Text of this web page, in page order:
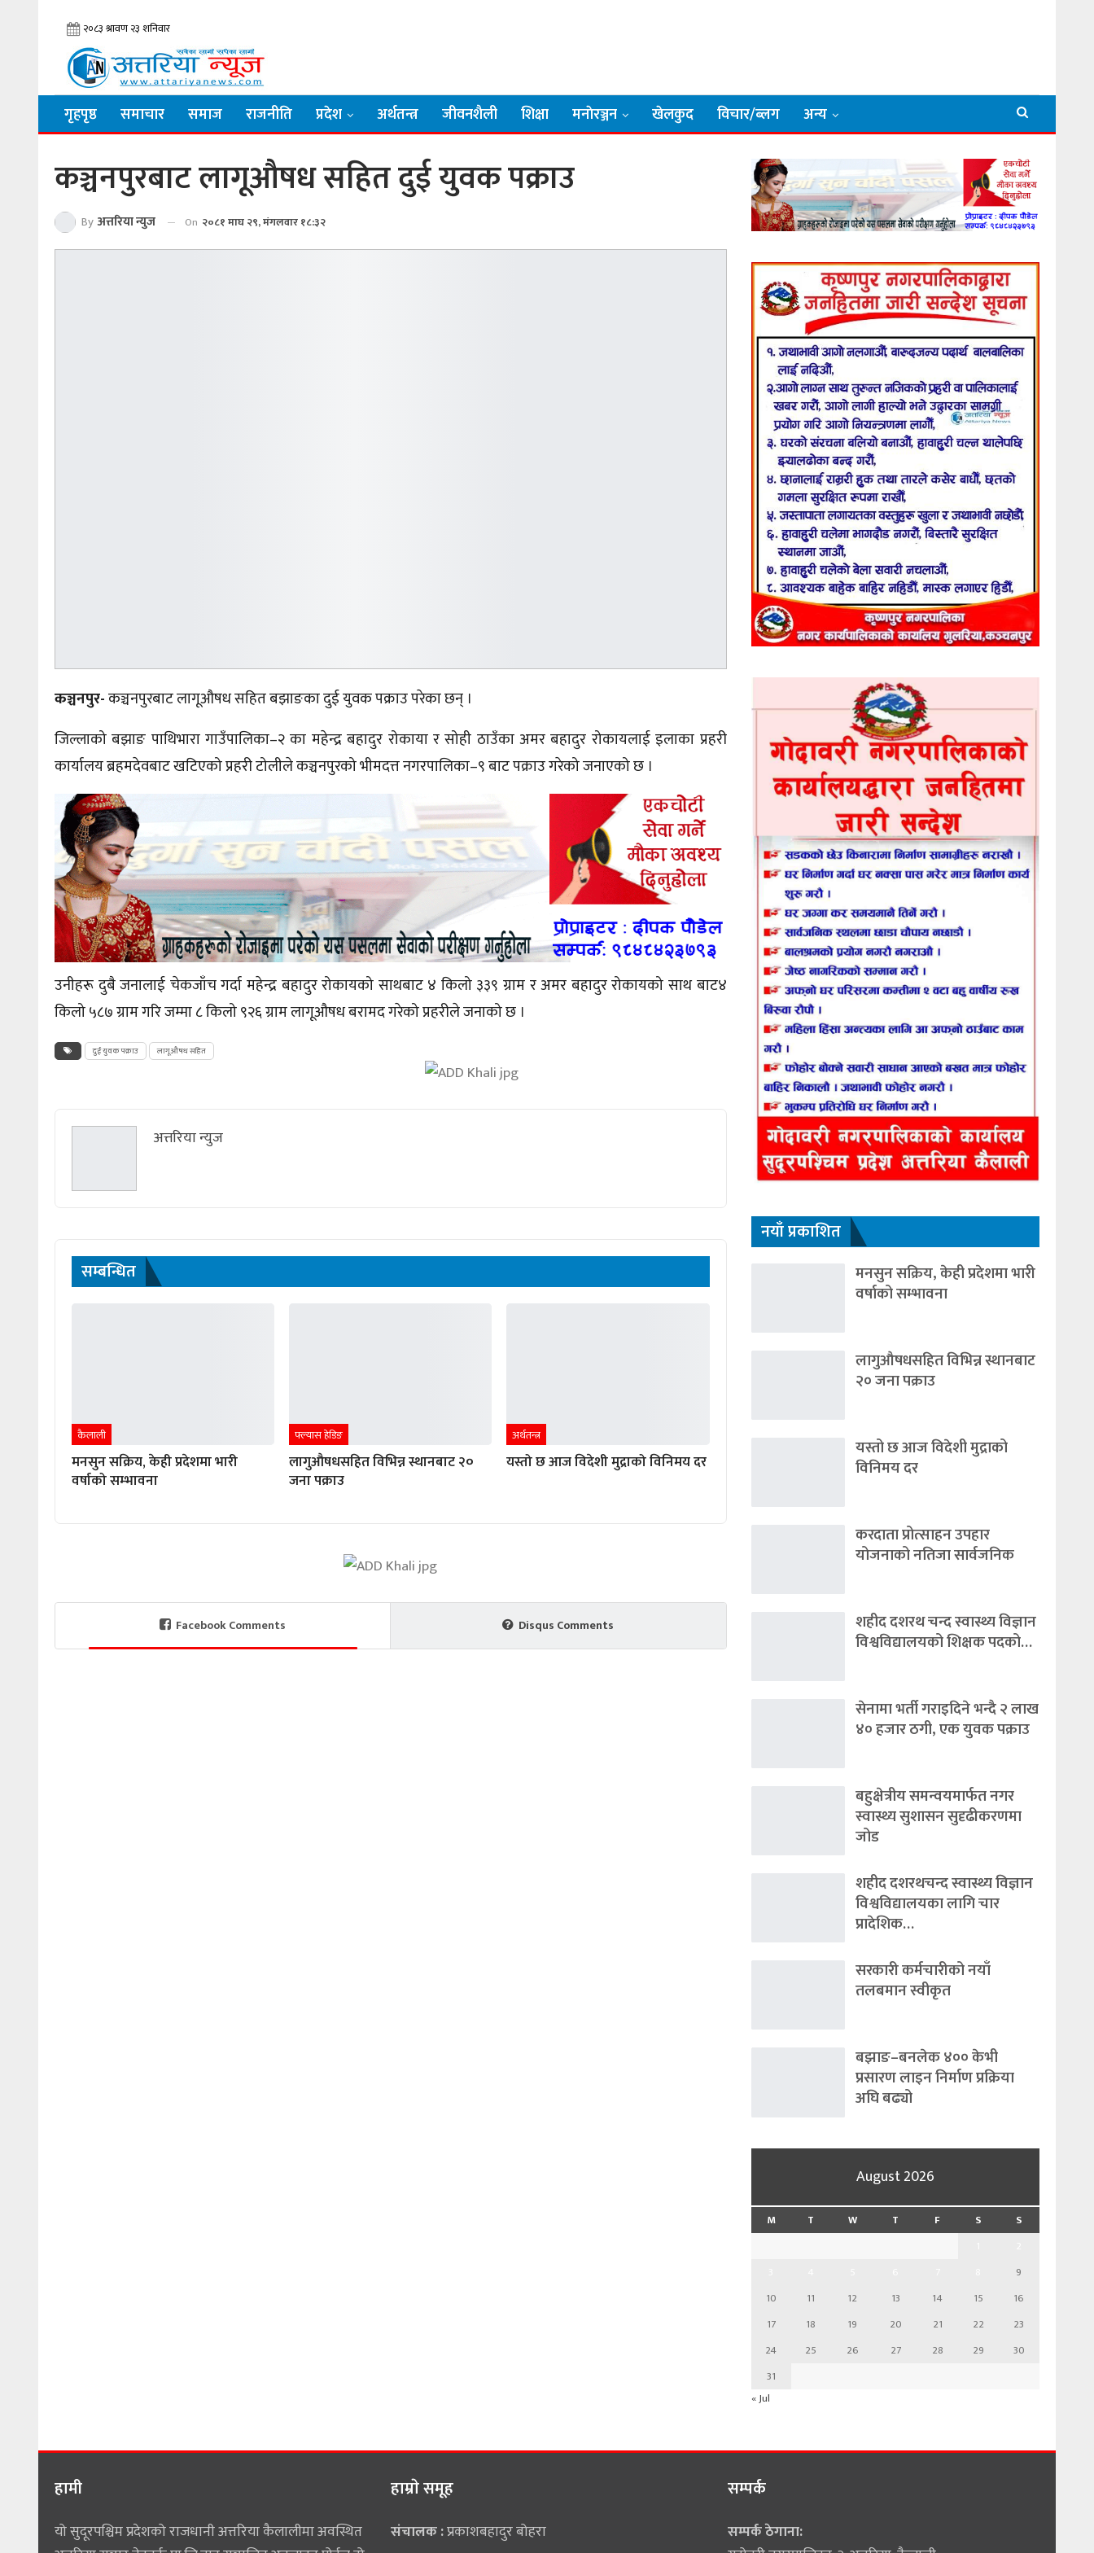
गृहपृष्ठ समाचार समाज राजनीति प्रदेश अर्थतन्त्र जीवनशैली शिक्षा मनाेरञ्जन खेलकुद विचार/ब्लग अन्य
कञ्चनपुरबाट लागूऔषध सहित दुई युवक पक्राउ
By अत्तरिया न्युज On २०८१ माघ २९, मंगलवार १८:३२
कञ्चनपुर-कञ्चनपुरबाटलागूऔषध सहितबझाङका दुई युवक पक्राउ परेका छन् ।
जिल्लाको बझाङ पाथिभारा गाउँपालिका–२का महेन्द्र बहादुर रोकाया रसोही ठाउँका अमर बहादुर रोकायलाई इलाका प्रहरी
कार्यालयब्रहमदेवबाटखटिएको प्रहरी टोलीले कञ्चनपुरको भीमदत्तनगरपालिका–९बाट पक्राउ गरेको जनाएको छ ।
उनीहरू दुबैजनालाईचेकजाँच गर्दा महेन्द्र बहादुर रोकायको साथबाट ४ किलो ३३९ ग्राम र अमर बहादुर रोकायकोसाथ बाट४
किलो ५८७ ग्राम गरि जम्मा ८ किलो ९२६ ग्रामलागूऔषधबरामद गरेको प्रहरीले जनाको छ ।
दुई युवक पक्राउ लागूऔषध सहित
अत्तरिया न्युज
सम्बन्धित
कैलाली
मनसुन सक्रिय, केही प्रदेशमा भारी
वर्षाको सम्भावना
फ्ल्यास हेडिङ
लागुऔषधसहित विभिन्न स्थानबाट २०
जना पक्राउ
अर्थतन्त्र
यस्तो छ आज विदेशी मुद्राको विनिमय दर
Facebook Comments Disqus Comments
नयाँ प्रकाशित
मनसुन सक्रिय, केही प्रदेशमा भारी
वर्षाको सम्भावना
लागुऔषधसहित विभिन्न स्थानबाट
२० जना पक्राउ
यस्तो छ आज विदेशी मुद्राको
विनिमय दर
करदाता प्रोत्साहन उपहार
योजनाको नतिजा सार्वजनिक
शहीद दशरथ चन्द स्वास्थ्य विज्ञान
विश्वविद्यालयको शिक्षक पदको…
सेनामा भर्ती गराइदिने भन्दै २ लाख
४० हजार ठगी, एक युवक पक्राउ
बहुक्षेत्रीय समन्वयमार्फत नगर
स्वास्थ्य सुशासन सुदृढीकरणमा
जोड
शहीद दशरथचन्द स्वास्थ्य विज्ञान
विश्वविद्यालयका लागि चार
प्रादेशिक…
सरकारी कर्मचारीको नयाँ
तलबमान स्वीकृत
बझाङ–बनलेक ४०० केभी
प्रसारण लाइन निर्माण प्रक्रिया
अघि बढ्यो
August 2026
M T W T F S
S
9
10
11 12 13 14 15
16
17
18 19 20 21 22
23
24
25 26 27 28 29
30
31
« Jul
हामी
यो सुदूरपश्चिम प्रदेशको राजधानी अत्तरिया कैलालीमा अवस्थित
हाम्राे समूह
संचालक :प्रकाशबहादुर बोहरा
सम्पर्क
सम्पर्क ठेगाना: